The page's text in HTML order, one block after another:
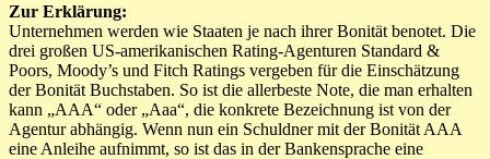
Zur Erklärung:
Unternehmen werden wie Staaten je nach ihrer Bonität benotet. Die
drei großen US-amerikanischen Rating-Agenturen Standard &
Poors, Moody’s und Fitch Ratings vergeben für die Einschätzung
der Bonität Buchstaben. So ist die allerbeste Note, die man erhalten
kann „AAA“ oder „Aaa“, die konkrete Bezeichnung ist von der
Agentur abhängig. Wenn nun ein Schuldner mit der Bonität AAA
eine Anleihe aufnimmt, so ist das in der Bankensprache eine